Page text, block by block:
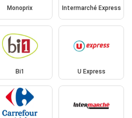
Monoprix Intermarché Express
Bi1 U Express